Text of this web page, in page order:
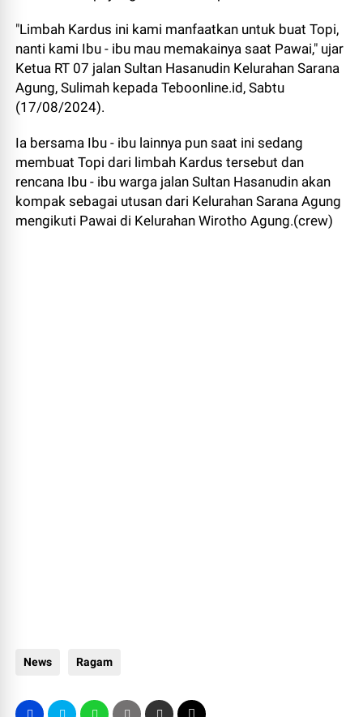
"Limbah Kardus ini kami manfaatkan untuk buat Topi,
nanti kami Ibu - ibu mau memakainya saat Pawai," ujar
Ketua RT 07 jalan Sultan Hasanudin Kelurahan Sarana
Agung, Sulimah kepada Teboonline.id, Sabtu
(17/08/2024).
Ia bersama Ibu - ibu lainnya pun saat ini sedang
membuat Topi dari limbah Kardus tersebut dan
rencana Ibu - ibu warga jalan Sultan Hasanudin akan
kompak sebagai utusan dari Kelurahan Sarana Agung
mengikuti Pawai di Kelurahan Wirotho Agung.(crew)
News Ragam